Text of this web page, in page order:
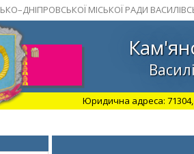
МІСЬКОЇ РАДИ
Юридична адреса: 71304,